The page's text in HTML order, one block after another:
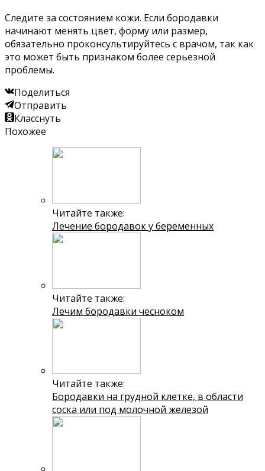
Следите за состоянием кожи. Если бородавки
начинают менять цвет, форму или размер,
обязательно проконсультируйтесь с врачом, так как
это может быть признаком более серьезной
проблемы.
Поделиться
Отправить
Класснуть
Похожее
Читайте также:
Лечение бородавок у беременных
Читайте также:
Лечим бородавки чесноком
Читайте также:
Бородавки на грудной клетке, в области
соска или под молочной железой